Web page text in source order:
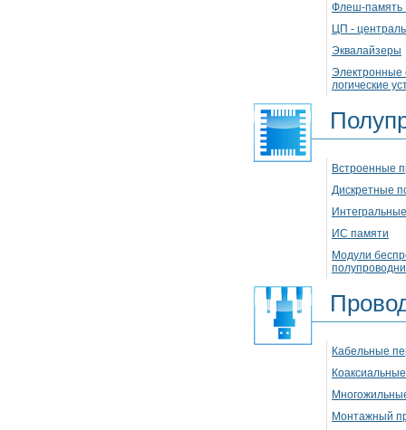
Флеш-память
ЦП -
Эквалайзеры
Электронные
логические
Встроенные
Дискретные
ИС памяти
Модули
Кабельные
Монтажный